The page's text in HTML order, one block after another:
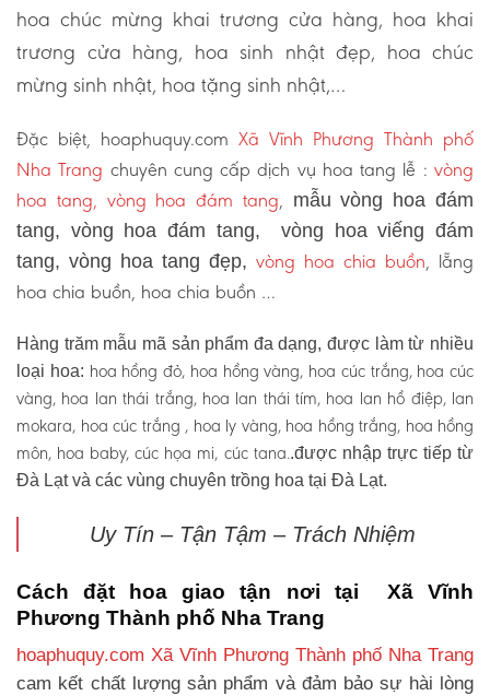
hoa chúc mừng khai trương cửa hàng, hoa khai
trương cửa hàng, hoa sinh nhật đẹp, hoa chúc
mừng sinh nhật, hoa tặng sinh nhật,…
Đặc biệt, hoaphuquy.com Xã Vĩnh Phương Thành phố
Nha Trang chuyên cung cấp dịch vụ hoa tang lễ :vòng
hoa tang, vòng hoa đám tang, mẫu vòng hoa đám
tang, vòng hoa đám tang, vòng hoa viếng đám
tang, vòng hoa tang đẹp, vòng hoa chia buồn, lẵng
hoa chia buồn, hoa chia buồn …
Hàng trăm mẫu mã sản phẩm đa dạng, được làm từ nhiều
loại hoa: hoa hồng đỏ, hoa hồng vàng, hoa cúc trắng, hoa cúc
vàng, hoa lan thái trắng, hoa lan thái tím, hoa lan hồ điệp, lan
mokara, hoa cúc trắng , hoa ly vàng, hoa hồng trắng, hoa hồng
môn, hoa baby, cúc họa mi, cúc tana..được nhập trực tiếp từ
Đà Lạt và các vùng chuyên trồng hoa tại Đà Lạt.
Uy Tín – Tận Tậm – Trách Nhiệm
Cách đặt hoa giao tận nơi tại Xã Vĩnh
Phương Thành phố Nha Trang
hoaphuquy.com Xã Vĩnh Phương Thành phố Nha Trang
cam kết chất lượng sản phẩm và đảm bảo sự hài lòng